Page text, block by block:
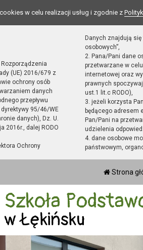
w celu realizacji usług i zgodnie z
(UE) 2016/679 z
ochrony osób
danych
przepływu
95/46/WE
danych), Dz. U.
2016r., dalej RODO
Ochrony
Danych znajdują
osobowych”,
2. Pana/Pani dane
przetwarzane w
internetowej oraz
prawnych
ust.1 lit.c RODO),
3. jeżeli korzysta
będącego adresem
Pan/Pani na
udzielenia
4. dane osobowe
państwowym,
Strona
Szkoła
w Łękińsku